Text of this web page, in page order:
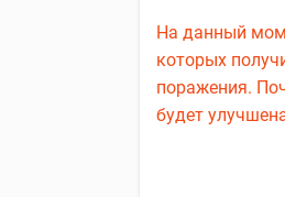
На данный
которых
поражения.
будет